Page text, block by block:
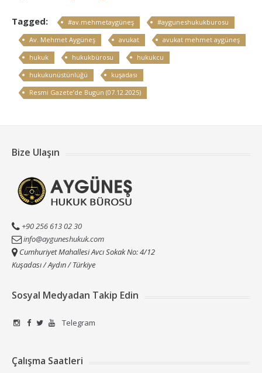
Tagged: #av.mehmetaygüneş
#ayguneshukukburosu
Av. Mehmet Aygüneş
avukat
avukat mehmet aygüneş
hukuk
hukukbürosu
hukukcu
hukukunüstünlüğü
kuşadası
Resmi Gazete’de Bugün (07.12.2025)
Bize Ulaşın
+90 256 613 02 30
info@ayguneshukuk.com
Cumhuriyet Mahallesi Avcı Sokak No: 4/12
Kuşadası / Aydın / Türkiye
Sosyal Medyadan Takip Edin
Telegram
Çalışma Saatleri